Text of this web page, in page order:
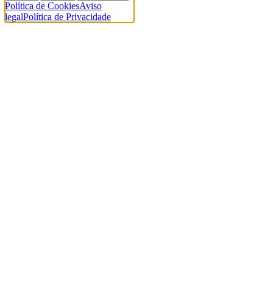
Política de CookiesAviso
legalPolítica de Privacidade